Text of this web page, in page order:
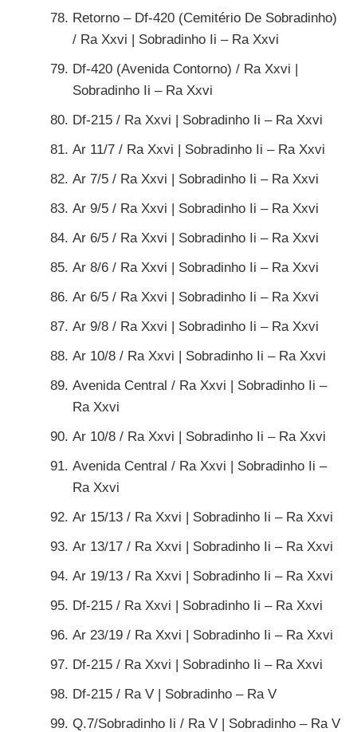
Retorno – Df-420 (Cemitério De Sobradinho)
/ Ra Xxvi | Sobradinho Ii – Ra Xxvi
Df-420 (Avenida Contorno) / Ra Xxvi |
Sobradinho Ii – Ra Xxvi
Df-215 / Ra Xxvi | Sobradinho Ii – Ra Xxvi
Ar 11/7 / Ra Xxvi | Sobradinho Ii – Ra Xxvi
Ar 7/5 / Ra Xxvi | Sobradinho Ii – Ra Xxvi
Ar 9/5 / Ra Xxvi | Sobradinho Ii – Ra Xxvi
Ar 6/5 / Ra Xxvi | Sobradinho Ii – Ra Xxvi
Ar 8/6 / Ra Xxvi | Sobradinho Ii – Ra Xxvi
Ar 6/5 / Ra Xxvi | Sobradinho Ii – Ra Xxvi
Ar 9/8 / Ra Xxvi | Sobradinho Ii – Ra Xxvi
Ar 10/8 / Ra Xxvi | Sobradinho Ii – Ra Xxvi
Avenida Central / Ra Xxvi | Sobradinho Ii –
Ra Xxvi
Ar 10/8 / Ra Xxvi | Sobradinho Ii – Ra Xxvi
Avenida Central / Ra Xxvi | Sobradinho Ii –
Ra Xxvi
Ar 15/13 / Ra Xxvi | Sobradinho Ii – Ra Xxvi
Ar 13/17 / Ra Xxvi | Sobradinho Ii – Ra Xxvi
Ar 19/13 / Ra Xxvi | Sobradinho Ii – Ra Xxvi
Df-215 / Ra Xxvi | Sobradinho Ii – Ra Xxvi
Ar 23/19 / Ra Xxvi | Sobradinho Ii – Ra Xxvi
Df-215 / Ra Xxvi | Sobradinho Ii – Ra Xxvi
Df-215 / Ra V | Sobradinho – Ra V
Q.7/Sobradinho Ii / Ra V | Sobradinho – Ra V